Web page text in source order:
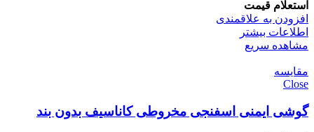
استعلام قیمت
افزودن به علاقمندی
اطلاعات بیشتر
مشاهده سریع
مقایسه
Close
گوشی ایمنی اسفنجی مخروطی کاناسیف بدون بند